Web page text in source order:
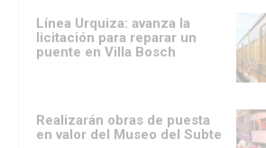
Línea Urquiza: avanza la
licitación para reparar un
puente en Villa Bosch
Realizarán obras de puesta
en valor del Museo del Subte